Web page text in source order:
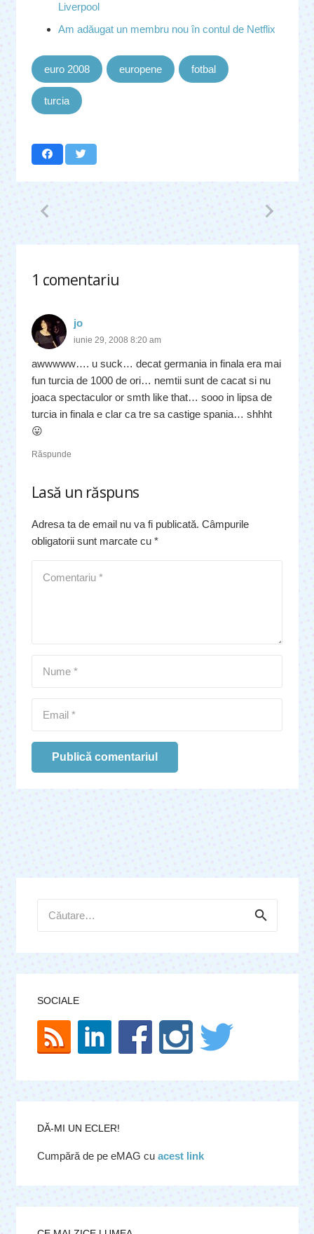
Liverpool
Am adăugat un membru nou în contul de Netflix
euro 2008 europene fotbal
turcia
1 comentariu
.
jo
iunie 29, 2008 8:20 am
awwwww…. u suck… decat germania in finala era mai
fun turcia de 1000 de ori… nemtii sunt de cacat si nu
joaca spectaculor or smth like that… sooo in lipsa de
turcia in finala e clar ca tre sa castige spania… shhht
😛
Răspunde
Lasă un răspuns
Adresa ta de email nu va fi publicată. Câmpurile
obligatorii sunt marcate cu *
Publică comentariul
după:
SOCIALE
DĂ-MI UN ECLER!
Cumpără de pe eMAG cu acest link